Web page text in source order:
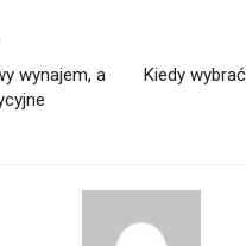
wynajem, a
Kiedy